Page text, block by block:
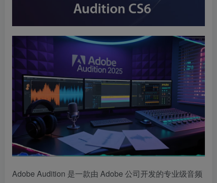
Adobe Audition 是一款由 Adobe 公司开发的专业级音频